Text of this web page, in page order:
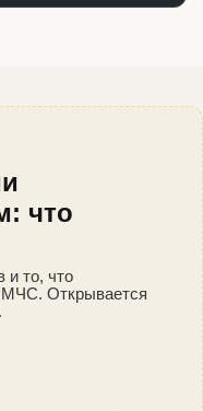
что
и то, что
МЧС. Открывается